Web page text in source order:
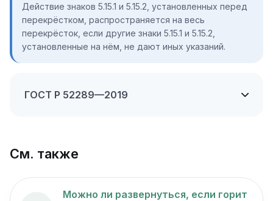
Действие знаков 5.15.1 и 5.15.2, установленных перед
перекрёстком, распространяется на весь
перекрёсток, если другие знаки 5.15.1 и 5.15.2,
установленные на нём, не дают иных указаний.
ГОСТ Р 52289—2019
См. также
Можно ли развернуться, если горит